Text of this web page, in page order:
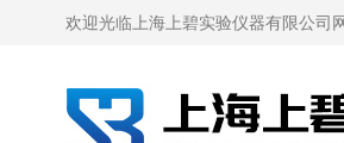
欢迎光临上海上碧实验仪器有限公司